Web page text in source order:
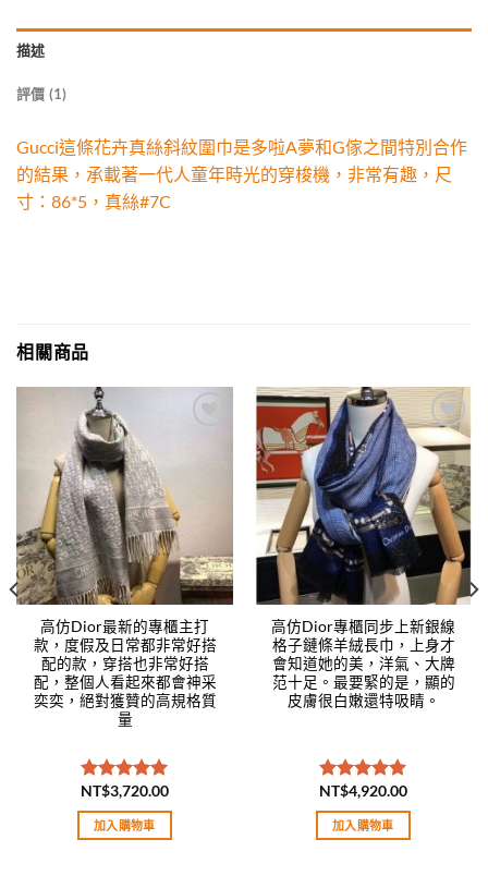
描述
評價 (1)
Gucci這條花卉真絲斜紋圍巾是多啦A夢和G傢之間特別合作
的結果，承載著一代人童年時光的穿梭機，非常有趣，尺
寸：86*5，真絲#7C
相關商品
高仿Dior最新的專櫃主打
款，度假及日常都非常好搭
配的款，穿搭也非常好搭
配，整個人看起來都會神采
奕奕，絕對獲贊的高規格質
量
評分5.00
滿分 5
NT$3,720.00
加入購物車
Add to
wishlist
高仿Dior專櫃同步上新銀線
格子鏈條羊絨長巾，上身才
會知道她的美，洋氣、大牌
范十足。最要緊的是，顯的
皮膚很白嫩還特吸睛。
評分5.00
滿分 5
NT$4,920.00
加入購物車